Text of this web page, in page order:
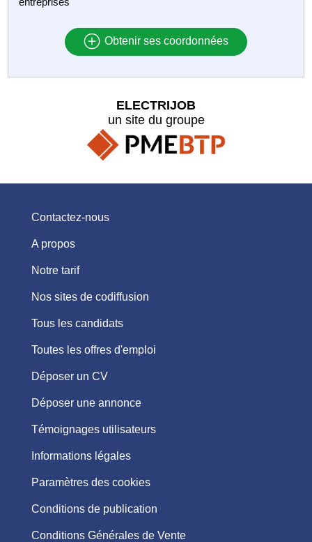
Obtenir ses coordonnées
ELECTRIJOB
un site du groupe
Contactez-nous
A propos
Notre tarif
Nos sites de codiffusion
Tous les candidats
Toutes les offres d'emploi
Déposer un CV
Déposer une annonce
Témoignages utilisateurs
Informations légales
Paramètres des cookies
Conditions de publication
Conditions Générales de Vente